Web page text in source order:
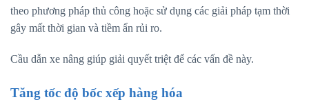
theo phương pháp thủ công hoặc sử dụng các giải pháp tạm thời
gây mất thời gian và tiềm ẩn rủi ro.
Cầu dẫn xe nâng giúp giải quyết triệt để các vấn đề này.
Tăng tốc độ bốc xếp hàng hóa